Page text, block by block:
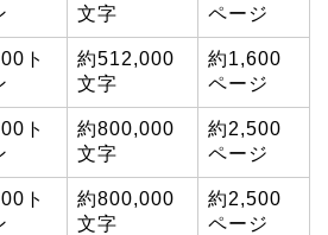
文字
ページ
ト
約512,000
文字
約1,600
ページ
ト
約800,000
文字
約2,500
ページ
ト
約800,000
文字
約2,500
ページ